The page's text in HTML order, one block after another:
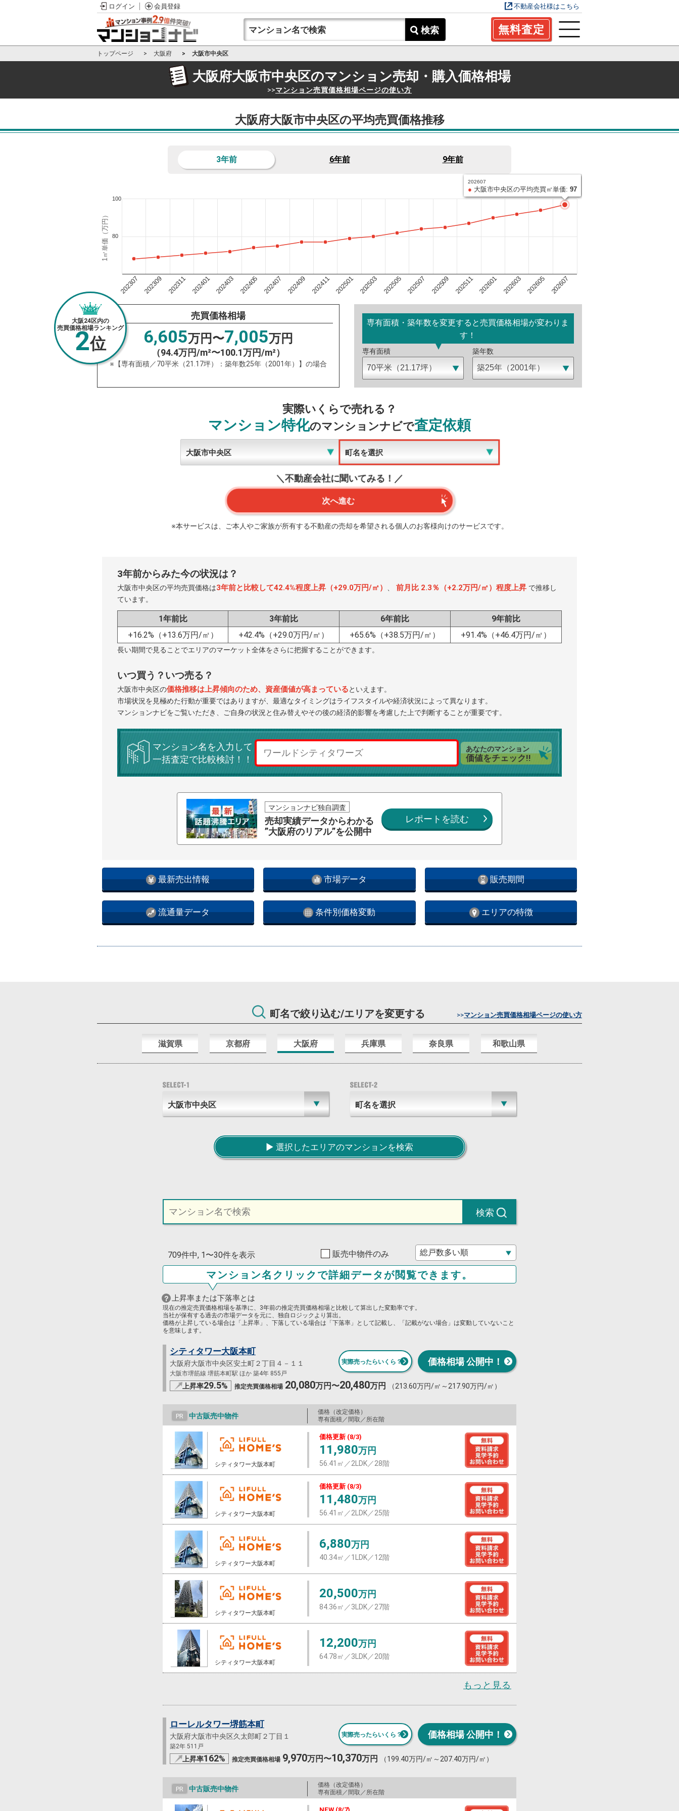
ログイン 会員登録 不動産会社様はこちら
検索 無料査定
トップページ 大阪府 大阪市中央区
大阪府大阪市中央区のマンション売却・購入価格相場
>>マンション売買価格相場ページの使い方
大阪府大阪市中央区の平均売買価格推移
3年前 6年前 9年前
1㎡単価（万円）
大阪市中央区の平均売買㎡単価
202307 202309 202311 202401 202403 202405 202407 202409 202411 202501 202503 202505 202507 202509 202511 202601 202603 202605 202607
80
100
202607
● 大阪市中央区の平均売買㎡単価: 97
売買価格相場
6,605万円〜7,005万円
（94.4万円/m²〜100.1万円/m²）
※【専有面積／70平米（21.17坪）：築年数25年（2001年）】の場合
専有面積・築年数を変更すると売買価格相場が変わりま
す！
専有面積 築年数
大阪24区内の
売買価格相場ランキング
2位
実際いくらで売れる？
マンション特化のマンションナビで査定依頼
＼不動産会社に聞いてみる！／
次へ進む
※本サービスは、ご本人やご家族が所有する不動産の売却を希望される個人のお客様向けのサービスです。
最新売出情報 市場データ 販売期間
流通量データ 条件別価格変動 エリアの特徴
3年前からみた今の状況は？
大阪市中央区の平均売買価格は3年前と比較して42.4%程度上昇（+29.0万円/㎡） 、 前月比 2.3％（+2.2万円/㎡）程度上昇 で推移し
ています。
1年前比 3年前比 6年前比
9年前比
+16.2% （+13.6万円/㎡） +42.4% （+29.0万円/㎡） +65.6% （+38.5万円/㎡） +91.4% （+46.4万円/㎡）
長い期間で見ることでエリアのマーケット全体をさらに把握することができます。
いつ買う？いつ売る？
大阪市中央区の価格推移は上昇傾向のため、資産価値が高まっているといえます。
市場状況を見極めた行動が重要ではありますが、最適なタイミングはライフスタイルや経済状況によって異なります。
マンションナビをご覧いただき、ご自身の状況と住み替えやその後の経済的影響を考慮した上で判断することが重要です。
マンション名を入力して
一括査定で比較検討！！
あなたのマンション
価値をチェック!!
マンションナビ独自調査
売却実績データからわかる
”大阪府のリアル”を公開中
レポートを読む
町名で絞り込む/エリアを変更する >>マンション売買価格相場ページの使い方
滋賀県 京都府 大阪府 兵庫県 奈良県 和歌山県
▶︎ 選択したエリアのマンションを検索
検索
709件中, 1〜30件を表示 販売中物件のみ
マンション名クリックで詳細データが閲覧できます。
上昇率または下落率とは
現在の推定売買価格相場を基準に、3年前の推定売買価格相場と比較して算出した変動率です。
当社が保有する過去の市場データを元に、独自ロジックより算出。
価格が上昇している場合は「上昇率」、下落している場合は「下落率」として記載し、「記載がない場合」は変動していないこと
を意味します。
シティタワー大阪本町
大阪府大阪市中央区安土町２丁目４－１１
大阪市堺筋線 堺筋本町駅 ほか 築4年 855戸
実際売ったらいくら？ 価格相場 公開中！
上昇率29.5% 推定売買価格相場 20,080万円〜20,480万円 （213.60万円/㎡～217.90万円/㎡）
PR 中古販売中物件
価格（改定価格）
専有面積／間取／所在階
シティタワー大阪本町
価格更新 (8/3)
11,980万円
56.41㎡／2LDK／28階
シティタワー大阪本町
価格更新 (8/3)
11,480万円
56.41㎡／2LDK／25階
シティタワー大阪本町
6,880万円
40.34㎡／1LDK／12階
シティタワー大阪本町
20,500万円
84.36㎡／3LDK／27階
シティタワー大阪本町
12,200万円
64.78㎡／3LDK／20階
もっと見る
ローレルタワー堺筋本町
大阪府大阪市中央区久太郎町２丁目１
築2年 511戸
実際売ったらいくら？ 価格相場 公開中！
上昇率162% 推定売買価格相場 9,970万円〜10,370万円 （199.40万円/㎡～207.40万円/㎡）
PR 中古販売中物件
価格（改定価格）
専有面積／間取／所在階